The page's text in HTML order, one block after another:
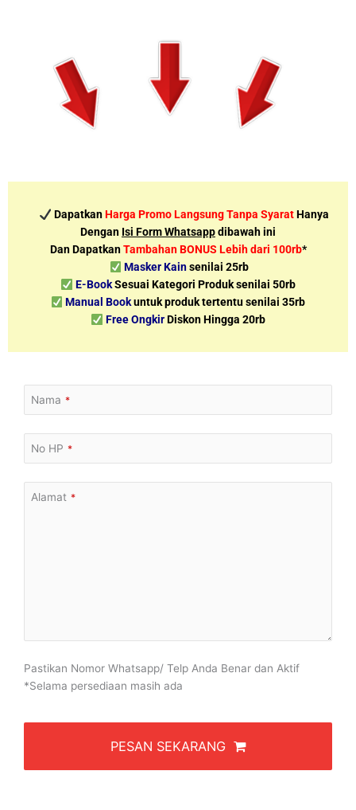
DapatkanHarga Promo Langsung Tanpa SyaratHanya
Dengan Isi Form Whatsappdibawah ini
Dan DapatkanTambahan BONUS Lebih dari 100rb*
Masker Kainsenilai 25rb
E-BookSesuai Kategori Produk senilai 50rb
Manual Bookuntuk produk tertentu senilai 35rb
Free OngkirDiskon Hingga 20rb
Nama *
No HP *
Alamat *
Pastikan Nomor Whatsapp/ Telp Anda Benar dan Aktif
*Selama persediaan masih ada
PESAN SEKARANG